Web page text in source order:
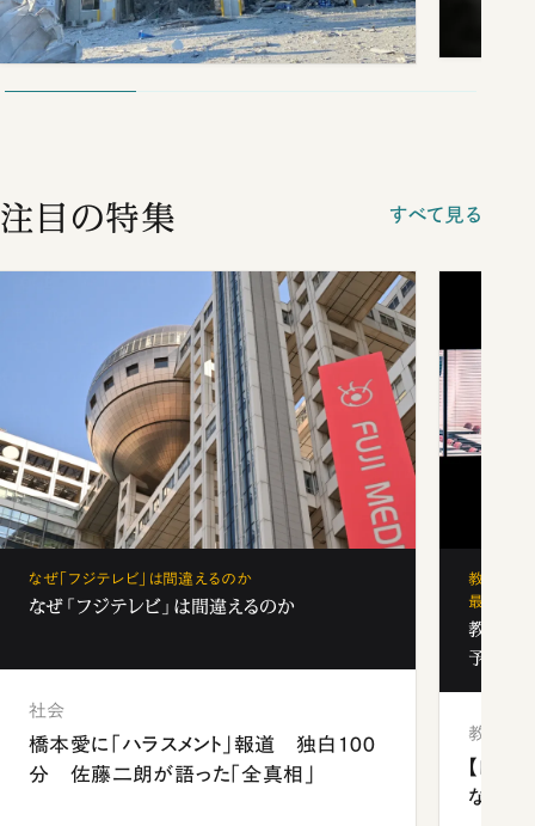
注目の特集 すべて見る
なぜ「フジテレビ」は間違えるのか
なぜ「フジテレビ」は間違えるのか
社会
橋本愛に「ハラスメント」報道 独白100
分 佐藤二朗が語った「全真相」
教育の地
最新勢力
教育の
予備校
教育
【四
ながら